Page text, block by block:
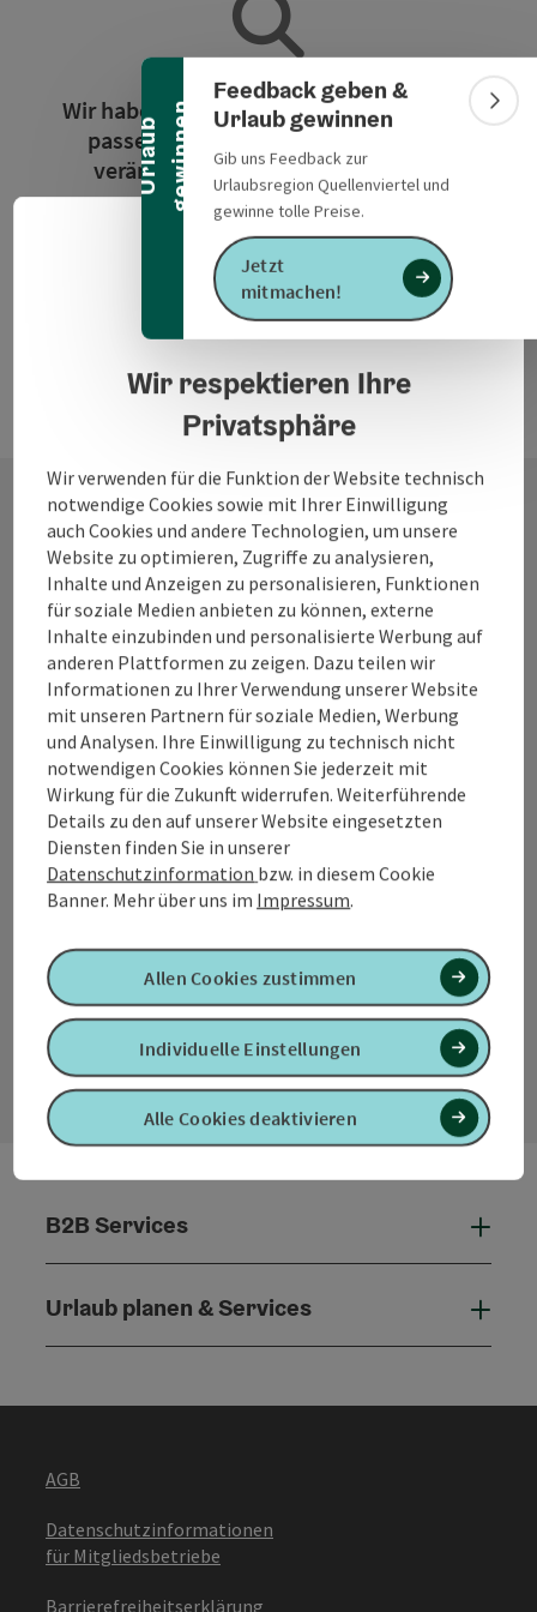
U
r
l
a
u
b
g
e
w
i
n
n
e n
Banner einklappen
Feedback geben &
Urlaub gewinnen
Gib uns Feedback zur
Urlaubsregion Quellenviertel und
gewinne tolle Preise.
Jetzt
mitmachen!
Wir haben für die Suchanfrage leider kein
passendes Ergebnis gefunden. Bitte
verändern Sie die Filterfunktionen!
Jetzt alle Filter zurücksetzen
Kontakt
Tourismusverband Quellenviertel
Promenade 2
4701 Bad Schallerbach
+43 7249 42071 0
info@quellenviertel.at
Kontaktformular
B2B Services
Urlaub planen & Services
AGB
Datenschutzinformationen
für Mitgliedsbetriebe
Barrierefreiheitserklärung
Datenschutzerklärung
Wir respektieren Ihre
Privatsphäre
Wir verwenden für die Funktion der Website technisch
notwendige Cookies sowie mit Ihrer Einwilligung
auch Cookies und andere Technologien, um unsere
Website zu optimieren, Zugriffe zu analysieren,
Inhalte und Anzeigen zu personalisieren, Funktionen
für soziale Medien anbieten zu können, externe
Inhalte einzubinden und personalisierte Werbung auf
anderen Plattformen zu zeigen. Dazu teilen wir
Informationen zu Ihrer Verwendung unserer Website
mit unseren Partnern für soziale Medien, Werbung
und Analysen. Ihre Einwilligung zu technisch nicht
notwendigen Cookies können Sie jederzeit mit
Wirkung für die Zukunft widerrufen. Weiterführende
Details zu den auf unserer Website eingesetzten
Diensten finden Sie in unserer
Datenschutzinformation bzw. in diesem Cookie
Banner. Mehr über uns im Impressum.
Alle Cookies deaktivieren
Individuelle Einstellungen
Allen Cookies zustimmen